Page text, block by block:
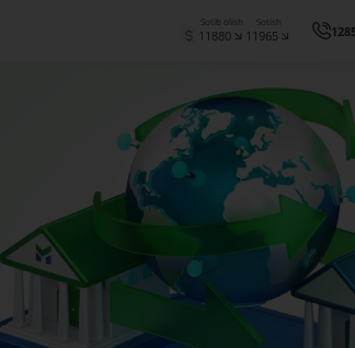
Sotib olish
11880
Sotish
11965